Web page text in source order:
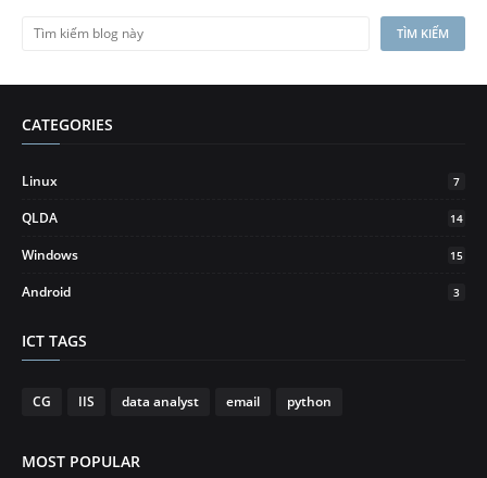
CATEGORIES
Linux 7
QLDA 14
Windows 15
Android 3
ICT TAGS
CG IIS data analyst email python
MOST POPULAR